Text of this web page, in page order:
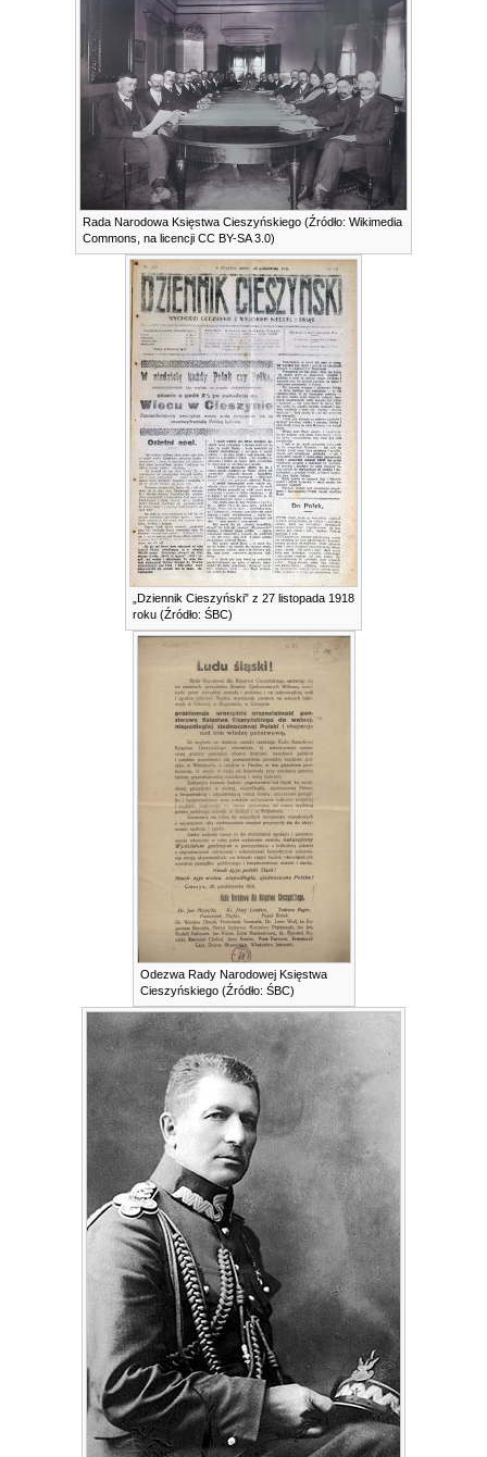
Rada Narodowa Księstwa Cieszyńskiego (Źródło: Wikimedia
Commons, na licencji CC BY-SA 3.0)
„Dziennik Cieszyński” z 27 listopada 1918
roku (Źródło: ŚBC)
Odezwa Rady Narodowej Księstwa
Cieszyńskiego (Źródło: ŚBC)